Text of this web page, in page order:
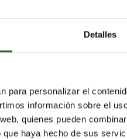
Detalles
para personalizar el
información sobre el
quienes pueden
haya hecho de sus
(La)
la Gomera
Arico Garachico
(Los) Frontera
Arafo
Valle Gran Rey
Arona